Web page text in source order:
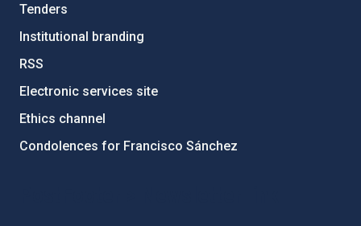
Tenders
Institutional branding
RSS
Electronic services site
Ethics channel
Condolences for Francisco Sánchez